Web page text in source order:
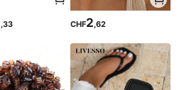
,33 CHF2 ,62